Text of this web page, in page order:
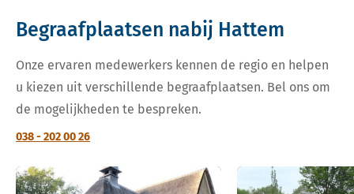
Begraafplaatsen nabij Hattem
Onze ervaren medewerkers kennen de regio en helpen
u kiezen uit verschillende begraafplaatsen. Bel ons om
de mogelijkheden te bespreken.
038 - 202 00 26